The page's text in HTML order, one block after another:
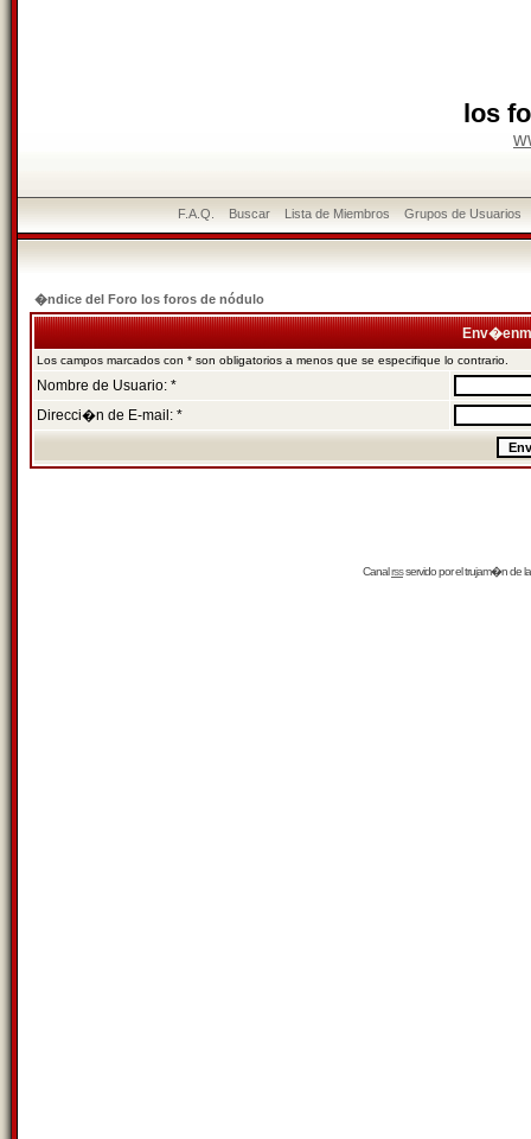
los
F.A.Q. Buscar Lista de Miembros Grupos de Usuarios
�ndice del Foro los foros de nódulo
Los campos marcados con * son obligatorios a menos que se especifique lo contrario.
Nombre de Usuario: *
Direcci�n de E-mail: *
Canalrssservido por eltrujam�nde